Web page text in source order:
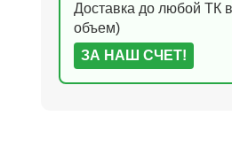
Доставка до любой ТК
объем)
ЗА НАШ СЧЕТ!